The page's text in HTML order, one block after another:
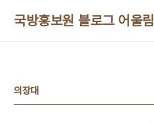
국방홍보원 블로그 어울림
의장대